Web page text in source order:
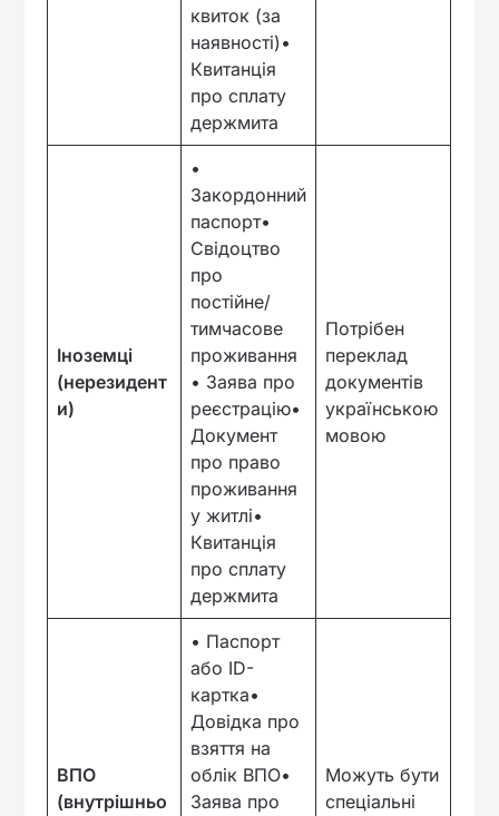
квиток (за
наявності)•
Квитанція
про сплату
держмита
Іноземці
(нерезидент
и)
•
Закордонний
паспорт•
Свідоцтво
про
постійне/
тимчасове
проживання
• Заява про
реєстрацію•
Документ
про право
проживання
у житлі•
Квитанція
про сплату
держмита
Потрібен
переклад
документів
українською
мовою
ВПО
(внутрішньо
• Паспорт
або ID-
картка•
Довідка про
взяття на
облік ВПО•
Заява про
Можуть бути
спеціальні